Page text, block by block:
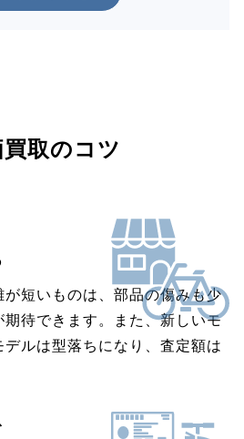
買取のコツ
短いものは、部品の傷みも少
待できます。また、新しいモ
ルは型落ちになり、査定額は